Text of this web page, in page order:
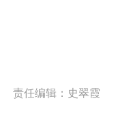
责任编辑：史翠霞